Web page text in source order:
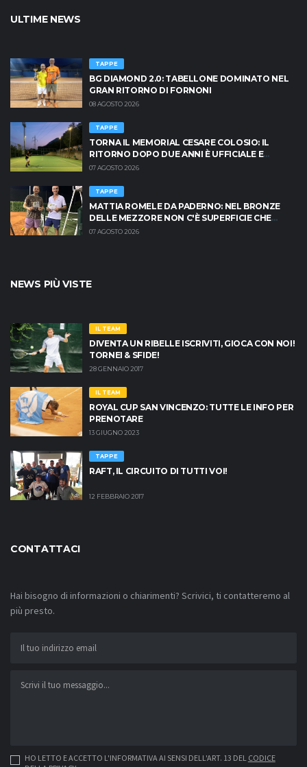
ULTIME NEWS
TAPPE
BG DIAMOND 2.0: TABELLONE DOMINATO NEL
GRAN RITORNO DI FORNONI
08 AGOSTO 2026
TAPPE
TORNA IL MEMORIAL CESARE COLOSIO: IL
RITORNO DOPO DUE ANNI È UFFICIALE E
BRESCIA È PRONTA AD INFIAMMARSI!
07 AGOSTO 2026
TAPPE
MATTIA ROMELE DA PADERNO: NEL BRONZE
DELLE MEZZORE NON C'È SUPERFICIE CHE
TENGA
07 AGOSTO 2026
NEWS PIÙ VISTE
IL TEAM
DIVENTA UN RIBELLE ISCRIVITI, GIOCA CON NOI!
TORNEI & SFIDE!
28 GENNAIO 2017
IL TEAM
ROYAL CUP SAN VINCENZO: TUTTE LE INFO PER
PRENOTARE
13 GIUGNO 2023
TAPPE
RAFT, IL CIRCUITO DI TUTTI VOI!
12 FEBBRAIO 2017
CONTATTACI
Hai bisogno di informazioni o chiarimenti? Scrivici, ti contatteremo al
più presto.
HO LETTO E ACCETTO L'INFORMATIVA AI SENSI DELL'ART. 13 DEL CODICE